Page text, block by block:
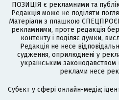
ПОЗИЦІЯ є рекламними та
Редакція може не поділяти
Матеріали з плашкою
рекламними, проте редакція
контенту і поділяє думки,
Редакція не несе
судження, оприлюднені у
українським законодавством
реклами несе
Cубєкт у сфері онлайн-медіа;